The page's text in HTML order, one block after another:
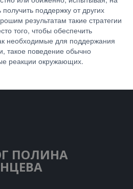
поддержку от других
результатам такие стратегии
того, чтобы обеспечить
необходимые для поддержания
такое поведение обычно
реакции окружающих.
ПОЛИНА